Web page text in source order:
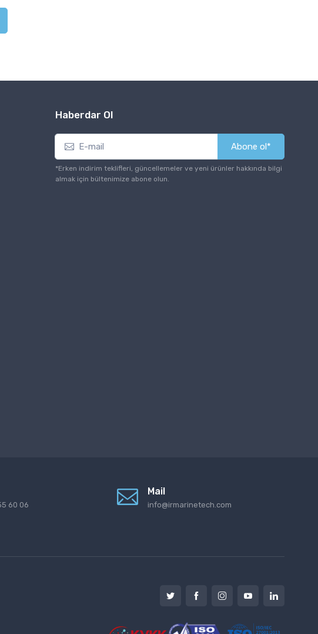
Haberdar Ol
Abone ol*
*Erken indirim teklifleri, güncellemeler ve yeni ürünler hakkında bilgi
almak için bültenimize abone olun.
60 06
Mail
info@irmarinetech.com